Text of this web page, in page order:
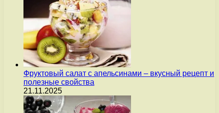
Фруктовый салат с апельсинами – вкусный рецепт и
полезные свойства
21.11.2025